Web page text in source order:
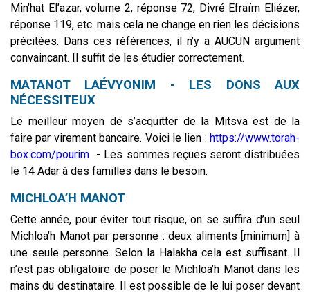
Min’hat El’azar, volume 2, réponse 72, Divré Efraïm Eliézer,
réponse 119, etc. mais cela ne change en rien les décisions
précitées. Dans ces références, il n’y a AUCUN argument
convaincant. Il suffit de les étudier correctement.
MATANOT LAÉVYONIM - LES DONS AUX
NÉCESSITEUX
Le meilleur moyen de s’acquitter de la Mitsva est de la
faire par virement bancaire. Voici le lien : https://www.torah-
box.com/pourim - Les sommes reçues seront distribuées
le 14 Adar à des familles dans le besoin.
MICHLOA’H MANOT
Cette année, pour éviter tout risque, on se suffira d’un seul
Michloa’h Manot par personne : deux aliments [minimum] à
une seule personne. Selon la Halakha cela est suffisant. Il
n’est pas obligatoire de poser le Michloa’h Manot dans les
mains du destinataire. Il est possible de le lui poser devant